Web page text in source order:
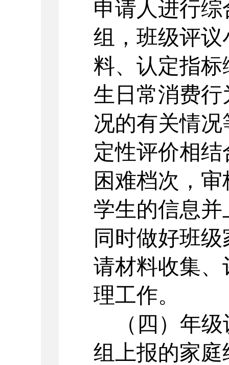
申请人进行
组，班级评
料、认定指
生日常消费
况的有关情
定性评价相
困难档次，
学生的信息
同时做好班
请材料收集
理工作。
（四）年
组上报的家